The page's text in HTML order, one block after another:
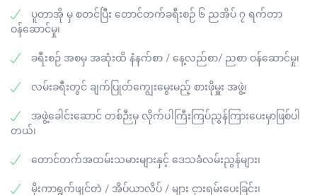
ပူတာအို မှ စတင်ပြီး တောင်တက်ခရီးစဉ် ၆ ညအိပ် ၇ ရက်တာ
ဝန်ဆောင်မှု၊
ခရီးစဉ် အစမှ အဆုံးထိ နံနက်စာ / နေ့လည်စာ/ ညစာ ဝန်ဆောင်မှု၊
လမ်းခရီးတွင် ချက်ပြုတ်ကျွေးမွေးမည့် စားဖိုမှူး အဖွဲ့၊
အဖွဲ့ခေါင်းဆောင် တစ်ဉီးမှ လိုက်ပါကြီးကြပ်ညွန်ကြားပေးမှာဖြစ်ပါ
တယ်၊
တောင်တက်အထမ်းသမားများနှင့် ဒေသခံလမ်းညွန်များ၊
မိုးကာရွက်ဖျင်တဲ / အိပ်ယာလိပ် / များ ငှားရမ်းပေးခြင်း၊